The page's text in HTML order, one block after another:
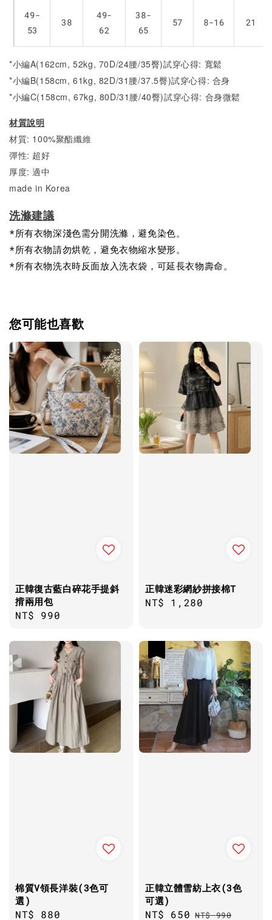
49-
53
38
49-
62
38-
65
57 8-16 21
*小編A(162cm, 52kg, 70D/24腰/35臀)試穿心得: 寬鬆
*小編B(158cm, 61kg, 82D/31腰/37.5臀)試穿心得: 合身
*小編C(158cm, 67kg, 80D/31腰/40臀)試穿心得: 合身微鬆
材質說明
材質: 100%聚酯纖維
彈性: 超好
厚度: 適中
made in Korea
洗滌建議
*所有衣物深淺色需分開洗滌，避免染色。
*所有衣物請勿烘乾，避免衣物縮水變形。
*所有衣物洗衣時反面放入洗衣袋，可延長衣物壽命。
您可能也喜歡
正韓復古藍白碎花手提斜
揹兩用包
Regular
NT$ 990
正韓迷彩網紗拼接棉T
Regular
NT$ 1,280
棉質V領長洋裝(3色可
選)
Regular
NT$ 880
正韓立體雪紡上衣(3色
可選)
Sale
NT$ 650 Regular
NT$ 990